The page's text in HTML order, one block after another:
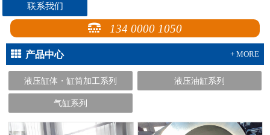
联系我们
134 0000 1050
产品中心 + MORE
液压缸体・缸筒加工系列 液压油缸系列
气缸系列